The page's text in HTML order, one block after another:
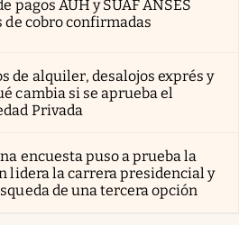
pagos AUH y SUAF ANSES
de cobro confirmadas
de alquiler, desalojos exprés y
cambia si se aprueba el
Privada
encuesta puso a prueba la
lidera la carrera presidencial y
de una tercera opción